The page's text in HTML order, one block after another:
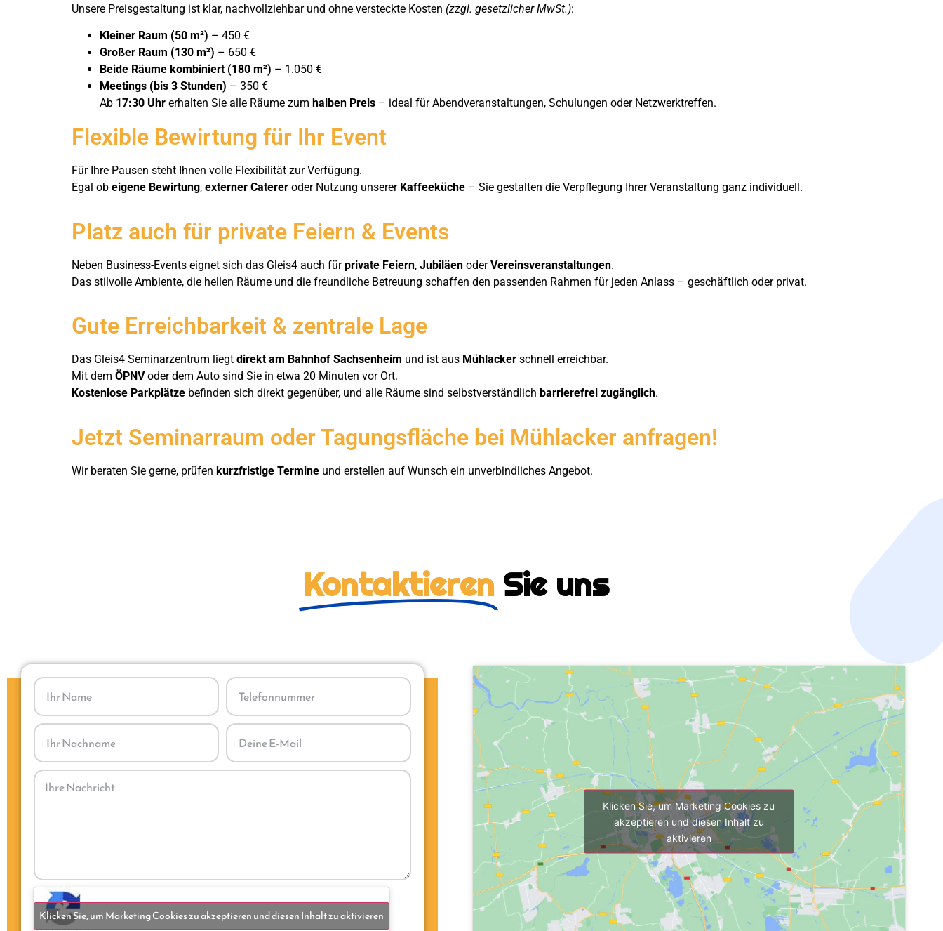
Unsere Preisgestaltung ist klar, nachvollziehbar und ohne versteckte Kosten (zzgl. gesetzlicher MwSt.):
Kleiner Raum (50 m²) – 450 €
Großer Raum (130 m²) – 650 €
Beide Räume kombiniert (180 m²) – 1.050 €
Meetings (bis 3 Stunden) – 350 €
Ab 17:30 Uhr erhalten Sie alle Räume zum halben Preis – ideal für Abendveranstaltungen, Schulungen oder Netzwerktreffen.
Flexible Bewirtung für Ihr Event
Für Ihre Pausen steht Ihnen volle Flexibilität zur Verfügung.
Egal ob eigene Bewirtung, externer Caterer oder Nutzung unserer Kaffeeküche – Sie gestalten die Verpflegung Ihrer Veranstaltung ganz individuell.
Platz auch für private Feiern & Events
Neben Business-Events eignet sich das Gleis4 auch fürprivate Feiern, Jubiläen oderVereinsveranstaltungen.
Das stilvolle Ambiente, die hellen Räume und die freundliche Betreuung schaffen den passenden Rahmen für jeden Anlass – geschäftlich oder privat.
Gute Erreichbarkeit & zentrale Lage
Das Gleis4 Seminarzentrum liegt direkt am Bahnhof Sachsenheim und ist aus Mühlacker schnell erreichbar.
Mit dem ÖPNVoder dem Auto sind Sie in etwa 20 Minuten vor Ort.
Kostenlose Parkplätze befinden sich direkt gegenüber, und alle Räume sind selbstverständlich barrierefrei zugänglich.
Jetzt Seminarraum oder Tagungsfläche bei Mühlacker anfragen!
Wir beraten Sie gerne, prüfen kurzfristige Termine und erstellen auf Wunsch ein unverbindliches Angebot.
Kontaktieren Sie uns
Klicken Sie, um Marketing Cookies zu akzeptieren und diesen Inhalt zu aktivieren
Klicken Sie, um Marketing Cookies zu
akzeptieren und diesen Inhalt zu
aktivieren